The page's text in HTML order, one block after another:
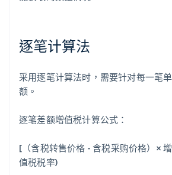
逐笔计算法
采用逐笔计算法时，需要针对每一笔
额。
逐笔差额增值税计算公式：
[（含税转售价格 - 含税采购价格）×
值税税率)